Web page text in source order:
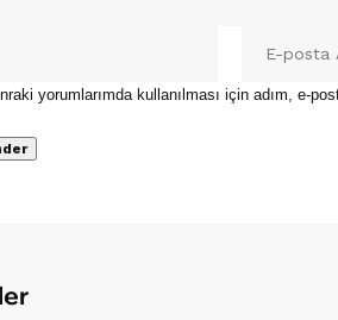
yorumlarımda kullanılması için adım, e-